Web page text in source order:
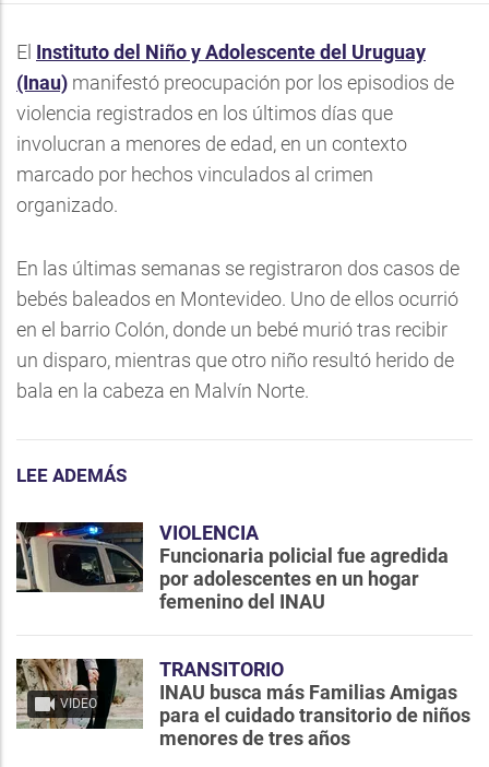
El Instituto del Niño y Adolescente del Uruguay
(Inau) manifestó preocupación por los episodios de
violencia registrados en los últimos días que
involucran a menores de edad, en un contexto
marcado por hechos vinculados al crimen
organizado.
En las últimas semanas se registraron dos casos de
bebés baleados en Montevideo. Uno de ellos ocurrió
en el barrio Colón, donde un bebé murió tras recibir
un disparo, mientras que otro niño resultó herido de
bala en la cabeza en Malvín Norte.
LEE ADEMÁS
VIOLENCIA
Funcionaria policial fue agredida
por adolescentes en un hogar
femenino del INAU
VIDEO
TRANSITORIO
INAU busca más Familias Amigas
para el cuidado transitorio de niños
menores de tres años